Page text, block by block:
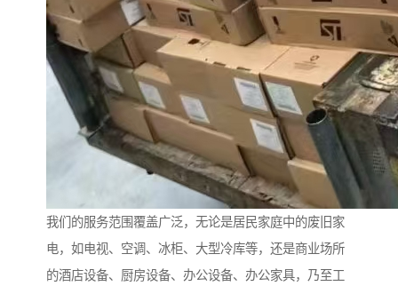
我们的服务范围覆盖广泛，无论是居民家庭中的废旧家
电，如电视、空调、冰柜、大型冷库等，还是商业场所
的酒店设备、厨房设备、办公设备、办公家具，乃至工